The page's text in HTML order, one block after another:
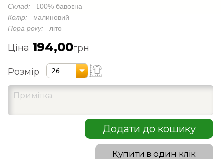
Склад: 100% бавовна
Колір: малиновий
Пора року: літо
Ціна 194,00грн
Розмір 26
Додати до кошику
Купити в один клік